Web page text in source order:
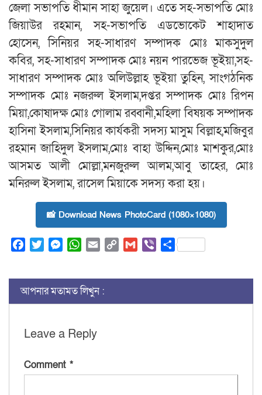
জেলা সভাপতি ধীমান সাহা জুয়েল। এতে সহ-সভাপতি মোঃ
জিয়াউর রহমান, সহ-সভাপতি এডভোকেট শাহাদাত
হোসেন, সিনিয়র সহ-সাধারণ সম্পাদক মোঃ মাকসুদুল
কবির, সহ-সাধারণ সম্পাদক মোঃ নয়ন পারভেজ ভূইয়া,সহ-
সাধারণ সম্পাদক মোঃ অলিউল্লাহ ভূইয়া তুহিন, সাংগঠনিক
সম্পাদক মোঃ নজরুল ইসলাম,দপ্তর সম্পাদক মোঃ রিপন
মিয়া,কোষাদক্ষ মোঃ গোলাম রব্বানী,মহিলা বিষয়ক সম্পাদক
হাসিনা ইসলাম,সিনিয়র কার্যকরী সদস্য মাসুম বিল্লাহ,মজিবুর
রহমান জাহিদুল ইসলাম,মোঃ বাহা উদ্দিন,মোঃ মাশকুর,মোঃ
আসমত আলী মোল্লা,মনজুরুল আলম,আবু তাহের, মোঃ
মনিরুল ইসলাম, রাসেল মিয়াকে সদস্য করা হয়।
📸 Download News PhotoCard (1080×1080)
FacebookTwitterMessenger
WhatsApp
Email Copy
Gmail ViberShare
আপনার মতামত লিখুন :
Leave a Reply
Comment *